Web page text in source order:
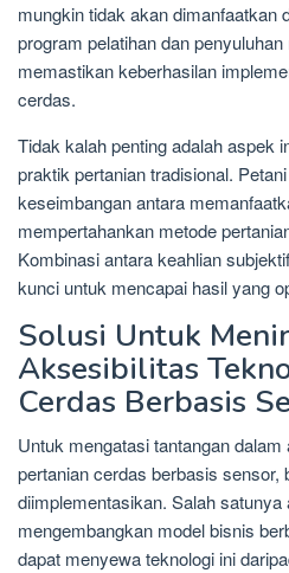
mungkin tidak akan dimanfaatkan
program pelatihan dan
memastikan keberhasilan
cerdas.
Tidak kalah penting adalah aspek
praktik pertanian tradisional.
keseimbangan antara
mempertahankan metode
Kombinasi antara keahlian
kunci untuk mencapai hasil yang
Solusi Untuk
Aksesibilitas
Cerdas Berbasis
Untuk mengatasi tantangan
pertanian cerdas berbasis sensor,
diimplementasikan. Salah satunya
mengembangkan model bisnis
dapat menyewa teknologi ini